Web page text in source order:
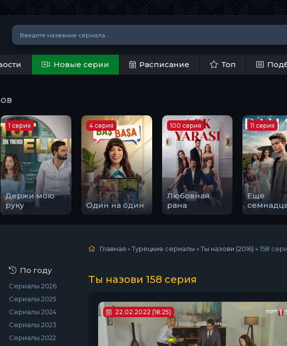
Новые серии Расписание Топ
Держи мою
руку
1 серия
Один на один
4 серия
Любовная
рана
100 серия
Ещё
11 серия
По году
Сериалы 2026
Сериалы 2025
Сериалы 2024
Сериалы 2023
Сериалы 2022
Главная »Турецкие сериалы »Ты назови (2016) »158
Ты назови 158 серия
22.02.2022 (18:25)